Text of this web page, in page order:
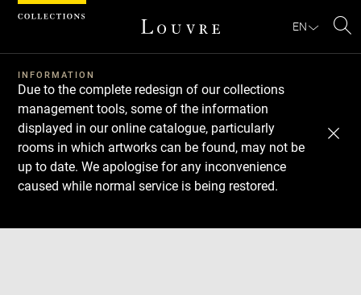
EN
INFORMATION
Due to the complete redesign of our collections
management tools, some of the information
displayed in our online catalogue, particularly
rooms in which artworks can be found, may not be
up to date. We apologise for any inconvenience
caused while normal service is being restored.
Download
Next
Previous
Cookies management panel